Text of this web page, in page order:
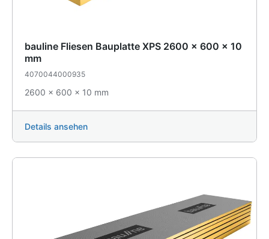
bauline Fliesen Bauplatte XPS 2600 x 600 x 10
mm
4070044000935
2600 x 600 x 10 mm
Details ansehen